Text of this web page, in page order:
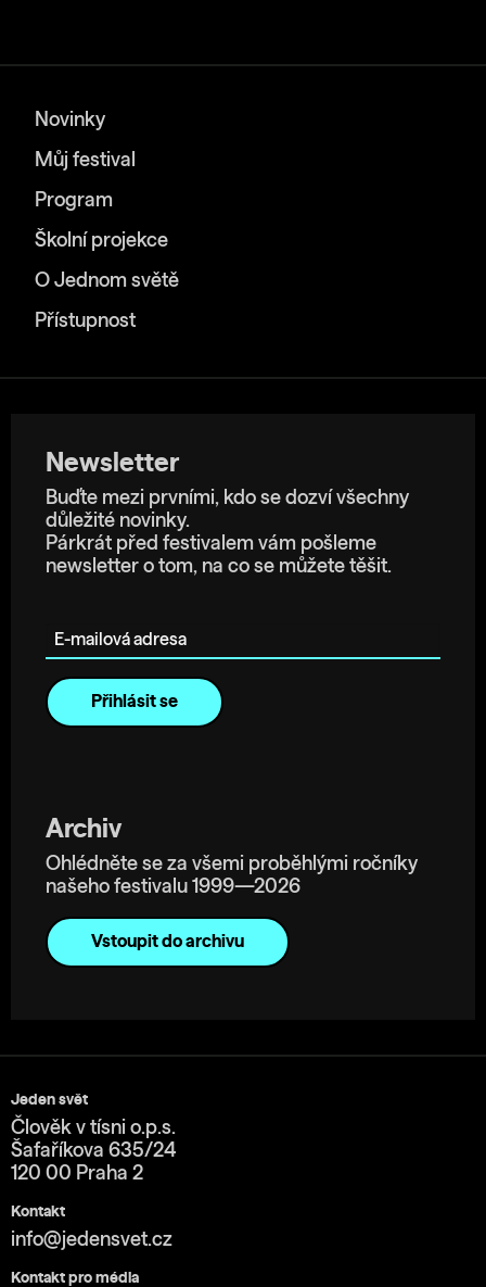
Novinky
Můj festival
Program
Školní projekce
O Jednom světě
Přístupnost
Newsletter
Buďte mezi prvními, kdo se dozví všechny
důležité novinky.
Párkrát před festivalem vám pošleme
newsletter o tom, na co se můžete těšit.
Archiv
Ohlédněte se za všemi proběhlými ročníky
našeho festivalu 1999—2026
Vstoupit do archivu
Jeden svět
Člověk v tísni o.p.s.
Šafaříkova 635/24
120 00 Praha 2
Kontakt
info@jedensvet.cz
Kontakt pro média